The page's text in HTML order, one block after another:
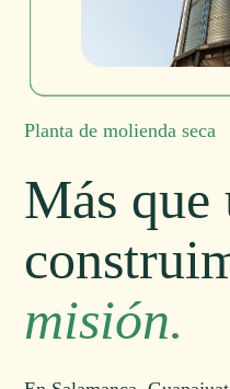
Planta de molienda seca
Más que
misión.